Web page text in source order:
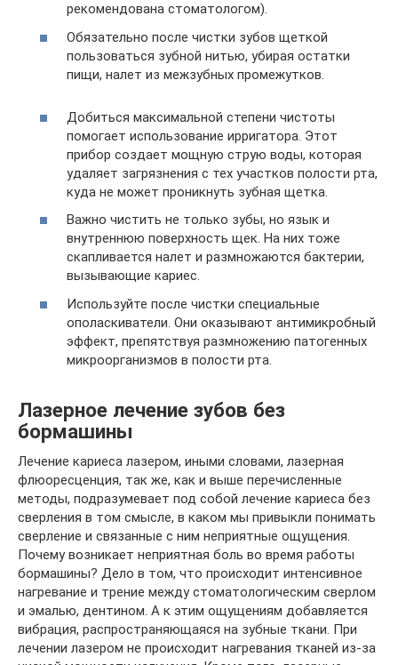
рекомендована стоматологом).
Обязательно после чистки зубов щеткой
пользоваться зубной нитью, убирая остатки
пищи, налет из межзубных промежутков.
Добиться максимальной степени чистоты
помогает использование ирригатора. Этот
прибор создает мощную струю воды, которая
удаляет загрязнения с тех участков полости рта,
куда не может проникнуть зубная щетка.
Важно чистить не только зубы, но язык и
внутреннюю поверхность щек. На них тоже
скапливается налет и размножаются бактерии,
вызывающие кариес.
Используйте после чистки специальные
ополаскиватели. Они оказывают антимикробный
эффект, препятствуя размножению патогенных
микроорганизмов в полости рта.
Лазерное лечение зубов без
бормашины
Лечение кариеса лазером, иными словами, лазерная
флюоресценция, так же, как и выше перечисленные
методы, подразумевает под собой лечение кариеса без
сверления в том смысле, в каком мы привыкли понимать
сверление и связанные с ним неприятные ощущения.
Почему возникает неприятная боль во время работы
бормашины? Дело в том, что происходит интенсивное
нагревание и трение между стоматологическим сверлом
и эмалью, дентином. А к этим ощущениям добавляется
вибрация, распространяющаяся на зубные ткани. При
лечении лазером не происходит нагревания тканей из-за